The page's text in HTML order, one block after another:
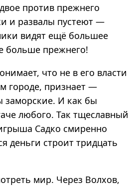
против прежнего
и развалы пустеют —
видят ещё большее
больше прежнего!
что не в его власти
городе, признает —
заморские. И как бы
любого. Так тщеславный
Садко смиренно
деньги строит тридцать
мир. Через Волхов,